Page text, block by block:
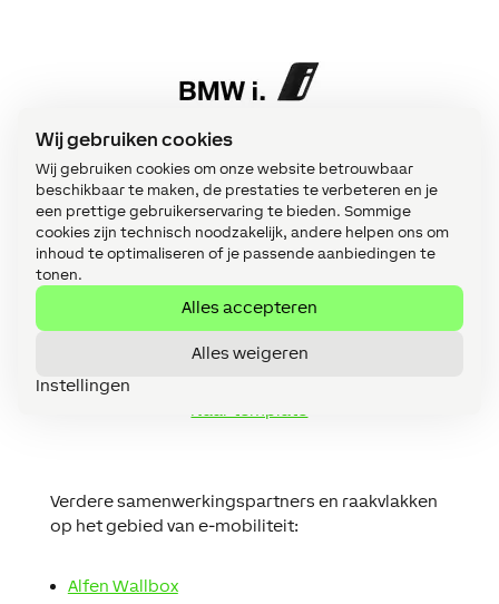
Wij gebruiken cookies
Wij gebruiken cookies om onze website betrouwbaar
beschikbaar te maken, de prestaties te verbeteren en je
een prettige gebruikerservaring te bieden. Sommige
cookies zijn technisch noodzakelijk, andere helpen ons om
inhoud te optimaliseren of je passende aanbiedingen te
tonen.
Alles accepteren
Alles weigeren
Instellingen
Naar template
Verdere samenwerkingspartners en raakvlakken
op het gebied van e-mobiliteit:
Alfen Wallbox